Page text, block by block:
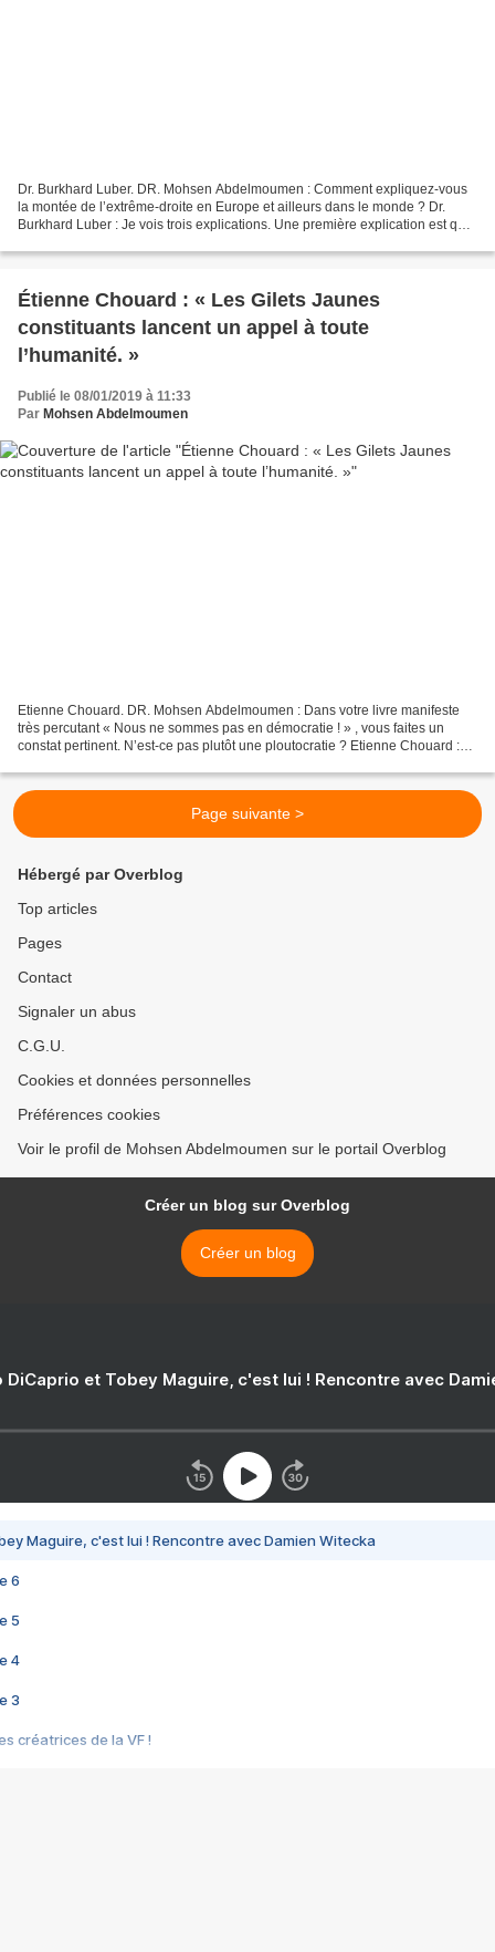
Dr. Burkhard Luber. DR. Mohsen Abdelmoumen : Comment expliquez-vous
la montée de l’extrême-droite en Europe et ailleurs dans le monde ? Dr.
Burkhard Luber : Je vois trois explications. Une première explication est que
Étienne Chouard : « Les Gilets Jaunes
constituants lancent un appel à toute
l’humanité. »
Publié le 08/01/2019 à 11:33
Par Mohsen Abdelmoumen
Etienne Chouard. DR. Mohsen Abdelmoumen : Dans votre livre manifeste
très percutant « Nous ne sommes pas en démocratie ! » , vous faites un
constat pertinent. N’est-ce pas plutôt une ploutocratie ? Etienne Chouard :
Page suivante >
Hébergé par Overblog
Top articles
Pages
Contact
Signaler un abus
C.G.U.
Cookies et données personnelles
Préférences cookies
Voir le profil de Mohsen Abdelmoumen sur le portail Overblog
Créer un blog sur Overblog
Créer un blog
DiCaprio et Tobey Maguire, c'est lui ! Rencontre avec
Maguire, c'est lui ! Rencontre avec Damien Witecka
6
5
4
3
créatrices de la VF !